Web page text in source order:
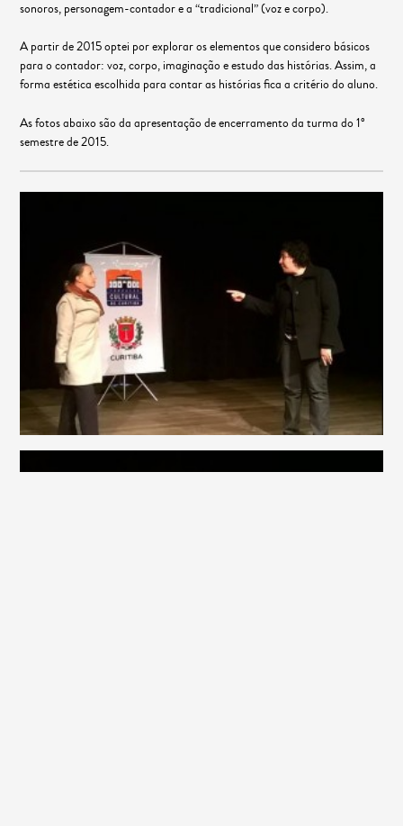
sonoros, personagem-contador e a “tradicional” (voz e corpo).
A partir de 2015 optei por explorar os elementos que considero básicos
para o contador: voz, corpo, imaginação e estudo das histórias. Assim, a
forma estética escolhida para contar as histórias fica a critério do aluno.
As fotos abaixo são da apresentação de encerramento da turma do 1º
semestre de 2015.